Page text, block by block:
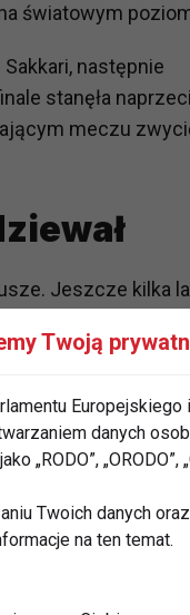
światowym
następnie
stanęła
meczu
Jeszcze kilka
sprawiły, że
i
Chwalińska
Open.
Twoją
danych
„ORODO”,
Twoich danych
na ten temat.